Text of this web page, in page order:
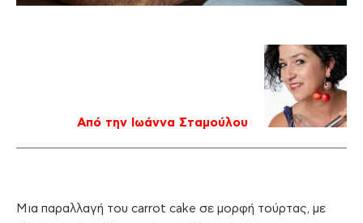
Από την Ιωάννα Σταμούλου
Μια παραλλαγή του carrot cake σε μορφή τούρτας, με